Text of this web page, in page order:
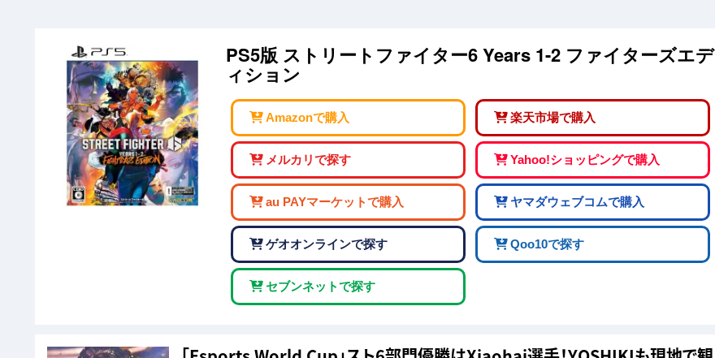
PS5版 ストリートファイター6 Years 1-2 ファイターズエデ
ィション
Amazonで購入 楽天市場で購入
メルカリで探す Yahoo!ショッピングで購入
au PAYマーケットで購入 ヤマダウェブコムで購入
ゲオオンラインで探す Qoo10で探す
セブンネットで探す